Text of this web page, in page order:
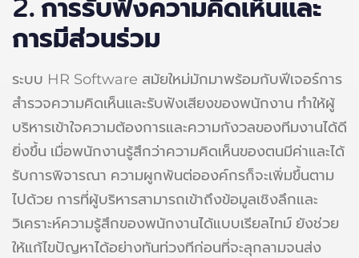
2. การรับฟังความคิดเห็นและ
การมีส่วนร่วม
ระบบ HR Software สมัยใหม่มักมาพร้อมกับฟีเจอร์การ
สำรวจความคิดเห็นและรับฟังเสียงของพนักงาน ทำให้ผู้
บริหารเข้าใจความต้องการและความกังวลของทีมงานได้ดี
ยิ่งขึ้น เมื่อพนักงานรู้สึกว่าความคิดเห็นของตนมีค่าและได้
รับการพิจารณา ความผูกพันต่อองค์กรก็จะเพิ่มขึ้นตาม
ไปด้วย การที่ผู้บริหารสามารถเข้าถึงข้อมูลเชิงลึกและ
วิเคราะห์ความรู้สึกของพนักงานได้แบบเรียลไทม์ ยังช่วย
ให้แก้ไขปัญหาได้อย่างทันท่วงทีก่อนที่จะลุกลามจนส่ง